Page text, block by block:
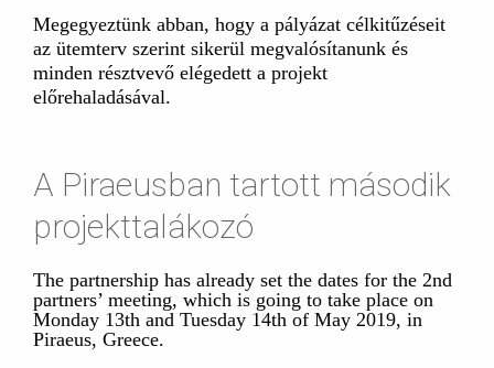
Megegyeztünk abban, hogy a pályázat célkitűzéseit
az ütemterv szerint sikerül megvalósítanunk és
minden résztvevő elégedett a projekt
előrehaladásával.
A Piraeusban tartott második
projekttalákozó
The partnership has already set the dates for the 2nd
partners’ meeting, which is going to take place on
Monday 13th and Tuesday 14th of May 2019, in
Piraeus, Greece.